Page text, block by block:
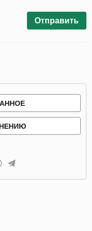
Отправить